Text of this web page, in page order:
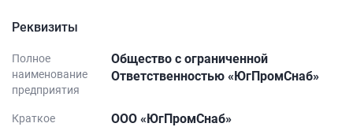
Реквизиты
Полное
наименование
предприятия
Общество с ограниченной
Ответственностью «ЮгПромСнаб»
Краткое
ООО «ЮгПромСнаб»